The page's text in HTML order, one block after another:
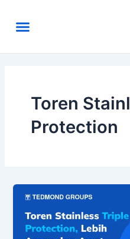
contentMenu
Toren
Protection